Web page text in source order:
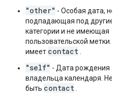
"other" - Особая дата, не
подпадающая под другие
категории и не имеющая
пользовательской метки.
имеет contact
"self" - Дата рождения
владельца календаря. Не
быть contact